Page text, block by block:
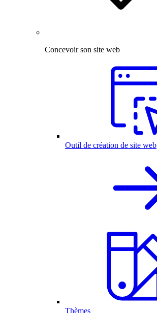
Concevoir son site web
Outil de création de site web
Thèmes